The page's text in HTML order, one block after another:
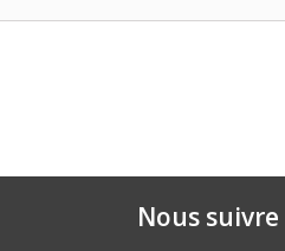
Nous suivre